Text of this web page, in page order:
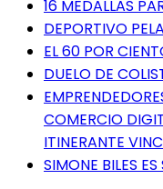
16 MEDALLAS
DEPORTIVO
EL 60 POR
DUELO DE
COMERCIO
ITINERANTE
SIMONE BILES